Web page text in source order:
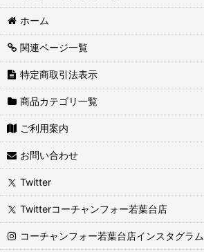
ホーム
関連ページ一覧
特定商取引法表示
商品カテゴリ一覧
ご利用案内
お問い合わせ
Twitter
Twitterコーチャンフォー若葉台店
コーチャンフォー若葉台店インスタグラム